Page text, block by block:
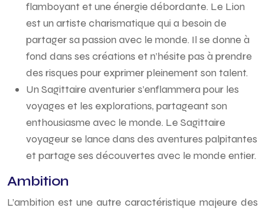
flamboyant et une énergie débordante. Le Lion
est un artiste charismatique qui a besoin de
partager sa passion avec le monde. Il se donne à
fond dans ses créations et n’hésite pas à prendre
des risques pour exprimer pleinement son talent.
Un Sagittaire aventurier s’enflammera pour les
voyages et les explorations, partageant son
enthousiasme avec le monde. Le Sagittaire
voyageur se lance dans des aventures palpitantes
et partage ses découvertes avec le monde entier.
Ambition
L’ambition est une autre caractéristique majeure des